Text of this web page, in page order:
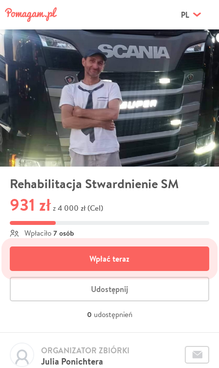
PL
Rehabilitacja Stwardnienie SM
931 zł z 4 000 zł (Cel)
Wpłaciło 7 osób
Wpłać teraz
Udostępnij
0 udostępnień
Julia Ponichtera
ORGANIZATOR ZBIÓRKI